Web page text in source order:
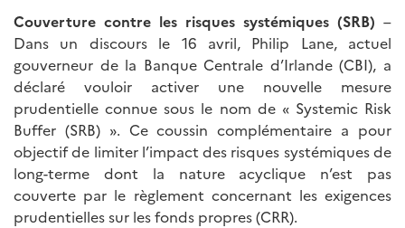
Couverture contre les risques systémiques (SRB) –
Dans un discours le 16 avril, Philip Lane, actuel
gouverneur de la Banque Centrale d’Irlande (CBI), a
déclaré vouloir activer une nouvelle mesure
prudentielle connue sous le nom de « Systemic Risk
Buffer (SRB) ». Ce coussin complémentaire a pour
objectif de limiter l’impact des risques systémiques de
long-terme dont la nature acyclique n’est pas
couverte par le règlement concernant les exigences
prudentielles sur les fonds propres (CRR).